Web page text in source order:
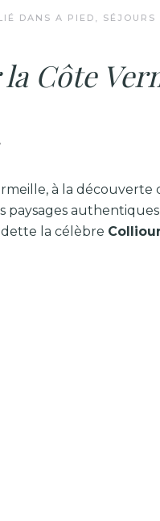
DANS A PIED , SÉJOURS
Côte
à la
la célèbre